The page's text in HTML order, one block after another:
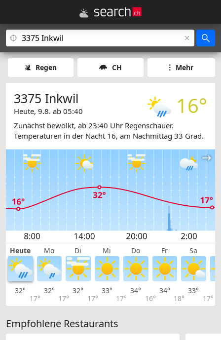
Regen CH Mehr
16°
3375 Inkwil
Heute, 9.8. ab 05:40
Zunächst bewölkt, ab 23:40 Uhr Regenschauer.
Temperaturen in der Nacht 16, am Nachmittag 33 Grad.
Heute Mo Di Mi Do Fr Sa
32°
17°
32°
17°
32°
17°
33°
17°
34°
16°
34°
18°
33°
17°
Empfohlene Restaurants